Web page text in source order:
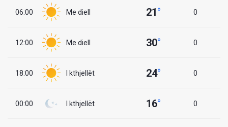
06:00 Me diell 21° 0
12:00 Me diell 30° 0
18:00 I kthjellët 24° 0
00:00 I kthjellët 16° 0